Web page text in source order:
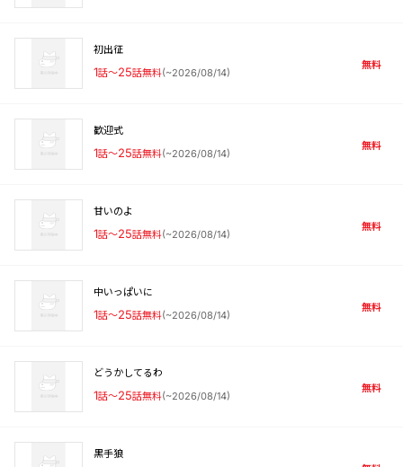
初出征
1話〜25話無料(~2026/08/14)
無料
歓迎式
1話〜25話無料(~2026/08/14)
無料
甘いのよ
1話〜25話無料(~2026/08/14)
無料
中いっぱいに
1話〜25話無料(~2026/08/14)
無料
どうかしてるわ
1話〜25話無料(~2026/08/14)
無料
黒手狼